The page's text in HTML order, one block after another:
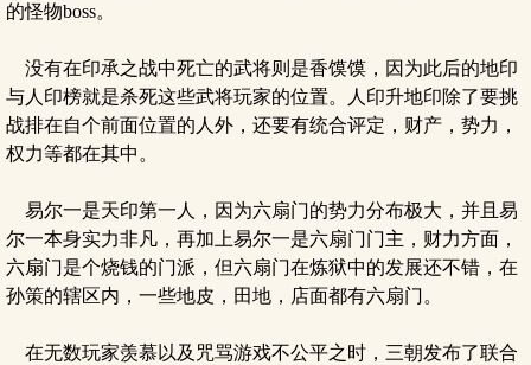
的怪物boss。
没有在印承之战中死亡的武将则是香馍馍，因为此后的地印
与人印榜就是杀死这些武将玩家的位置。人印升地印除了要挑
战排在自个前面位置的人外，还要有统合评定，财产，势力，
权力等都在其中。
易尔一是天印第一人，因为六扇门的势力分布极大，并且易
尔一本身实力非凡，再加上易尔一是六扇门门主，财力方面，
六扇门是个烧钱的门派，但六扇门在炼狱中的发展还不错，在
孙策的辖区内，一些地皮，田地，店面都有六扇门。
在无数玩家羡慕以及咒骂游戏不公平之时，三朝发布了联合